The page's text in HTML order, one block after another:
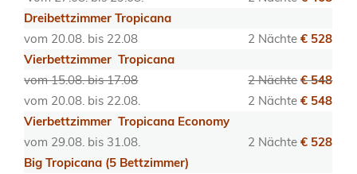
Dreibettzimmer Tropicana
vom 20.08. bis 22.08
2 Nächte € 528
Vierbettzimmer Tropicana
vom 15.08. bis 17.08
2 Nächte € 548
vom 20.08. bis 22.08.
2 Nächte € 548
Vierbettzimmer Tropicana Economy
vom 29.08. bis 31.08.
2 Nächte € 528
Big Tropicana (5 Bettzimmer)